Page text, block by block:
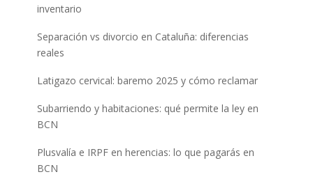
inventario
Separación vs divorcio en Cataluña: diferencias
reales
Latigazo cervical: baremo 2025 y cómo reclamar
Subarriendo y habitaciones: qué permite la ley en
BCN
Plusvalía e IRPF en herencias: lo que pagarás en
BCN